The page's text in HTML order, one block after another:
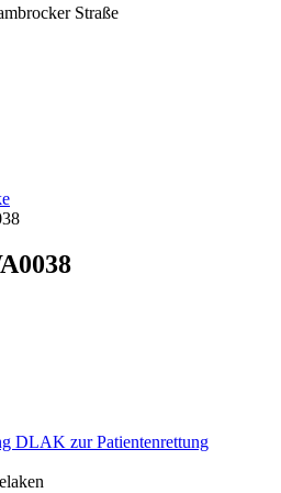
Straße
DLAK zur Patientenrettung